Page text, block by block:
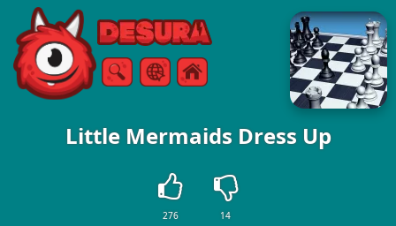
Free Online Games
Vyhledávání
Menu
Little Mermaids Dress Up
276 14